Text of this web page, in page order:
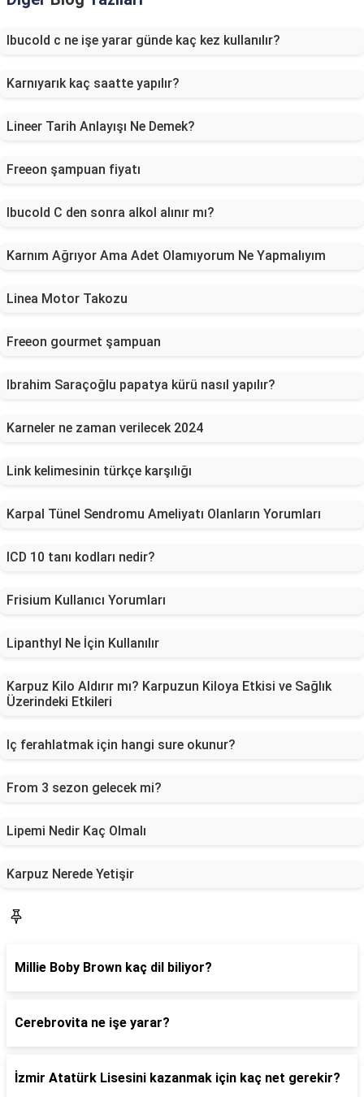
Ibucold c ne işe yarar günde kaç kez kullanılır?
Karnıyarık kaç saatte yapılır?
Lineer Tarih Anlayışı Ne Demek?
Freeon şampuan fiyatı
Ibucold C den sonra alkol alınır mı?
Karnım Ağrıyor Ama Adet Olamıyorum Ne Yapmalıyım
Linea Motor Takozu
Freeon gourmet şampuan
Ibrahim Saraçoğlu papatya kürü nasıl yapılır?
Karneler ne zaman verilecek 2024
Link kelimesinin türkçe karşılığı
Karpal Tünel Sendromu Ameliyatı Olanların Yorumları
ICD 10 tanı kodları nedir?
Frisium Kullanıcı Yorumları
Lipanthyl Ne İçin Kullanılır
Karpuz Kilo Aldırır mı? Karpuzun Kiloya Etkisi ve Sağlık
Üzerindeki Etkileri
Iç ferahlatmak için hangi sure okunur?
From 3 sezon gelecek mi?
Lipemi Nedir Kaç Olmalı
Karpuz Nerede Yetişir
Millie Boby Brown kaç dil biliyor?
Cerebrovita ne işe yarar?
İzmir Atatürk Lisesini kazanmak için kaç net gerekir?